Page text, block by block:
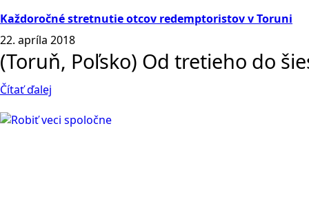
Každoročné stretnutie otcov redemptoristov v Toruni
22. apríla 2018
(Toruň, Poľsko) Od tretieho do
Čítať ďalej